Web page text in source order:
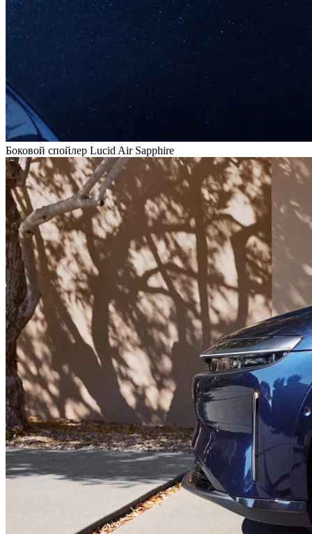
Боковой спойлер Lucid Air Sapphire